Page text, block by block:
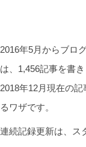
2016年5月からブロ
は、1,456記事を書き
2018年12月現在の
るワザです。
連続記録更新は、ス